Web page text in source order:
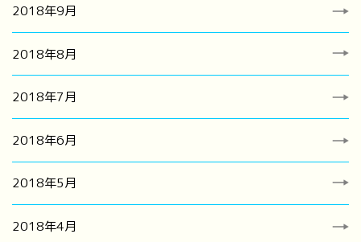
2018年9月
2018年8月
2018年7月
2018年6月
2018年5月
2018年4月